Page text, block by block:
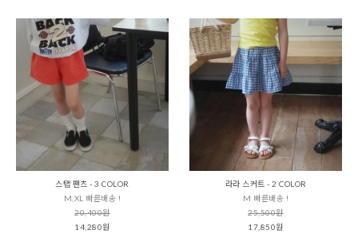
스탭 팬츠 - 3 COLOR
M,XL 빠른배송 !
20,400원
14,280원
라라 스커트 - 2 COLOR
M 빠른배송 !
25,500원
17,850원